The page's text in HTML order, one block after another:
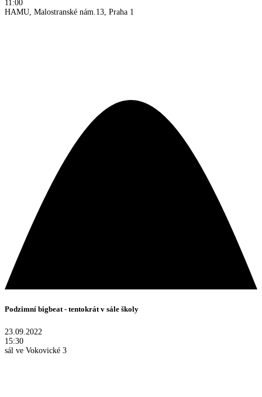
11:00
HAMU, Malostranské nám.13, Praha 1
Podzimní bigbeat - tentokrát v sále školy
23.09.2022
15:30
sál ve Vokovické 3